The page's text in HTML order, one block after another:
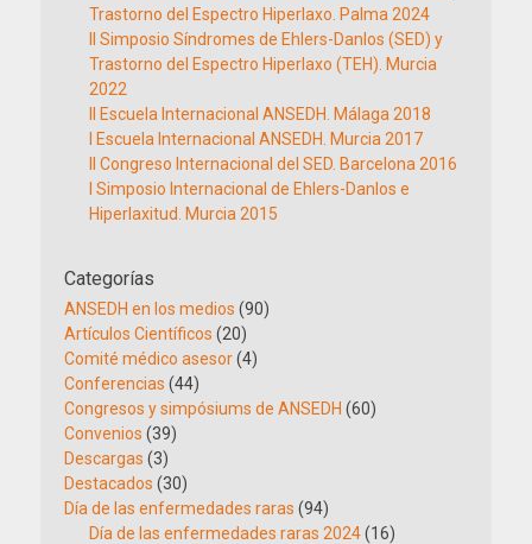
Trastorno del Espectro Hiperlaxo. Palma 2024
II Simposio Síndromes de Ehlers-Danlos (SED) y
Trastorno del Espectro Hiperlaxo (TEH). Murcia
2022
II Escuela Internacional ANSEDH. Málaga 2018
I Escuela Internacional ANSEDH. Murcia 2017
II Congreso Internacional del SED. Barcelona 2016
I Simposio Internacional de Ehlers-Danlos e
Hiperlaxitud. Murcia 2015
Categorías
ANSEDH en los medios (90)
Artículos Científicos (20)
Comité médico asesor(4)
Conferencias (44)
Congresos y simpósiums de ANSEDH (60)
Convenios (39)
Descargas (3)
Destacados (30)
Día de las enfermedades raras (94)
Día de las enfermedades raras 2024(16)